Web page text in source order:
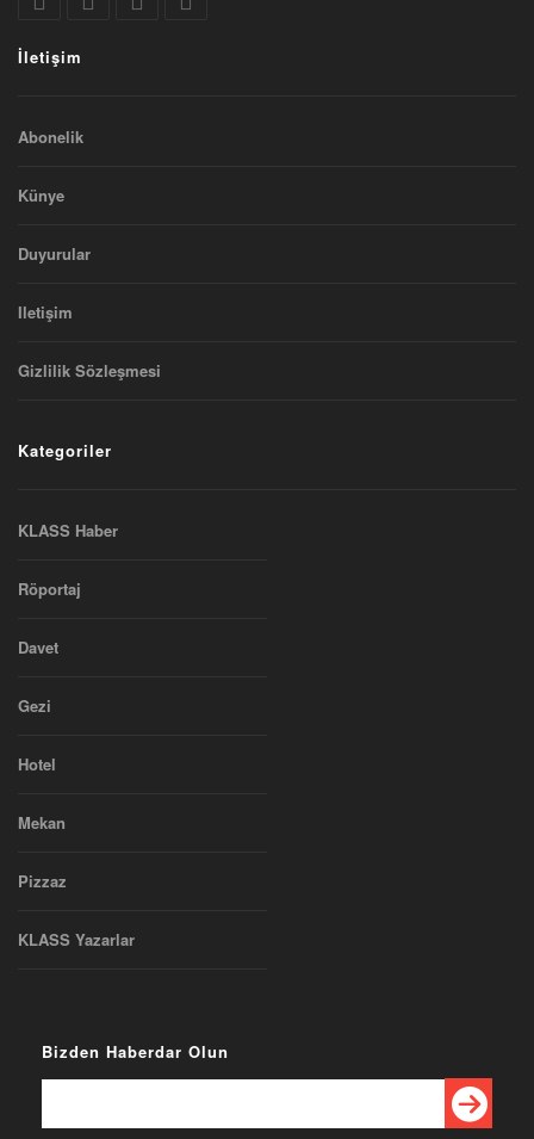
İletişim
Abonelik
Künye
Duyurular
Iletişim
Gizlilik Sözleşmesi
Kategoriler
KLASS Haber
Röportaj
Davet
Gezi
Hotel
Mekan
Pizzaz
KLASS Yazarlar
Bizden Haberdar Olun